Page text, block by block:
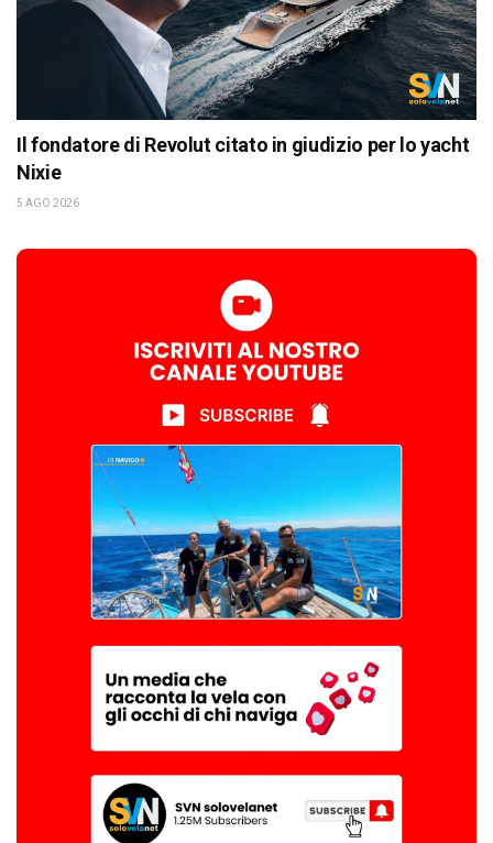
Il fondatore di Revolut citato in giudizio per lo yacht
Nixie
5 AGO 2026